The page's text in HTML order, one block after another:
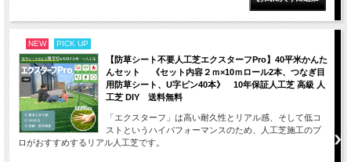
NEW PICK UP
【防草シート不要人工芝エクスターフPro】40平米かんた
んセット 《セット内容２ｍ×10ｍロール2本、つなぎ目
用防草シート、U字ピン40本》 10年保証人工芝 高級 人
工芝 DIY 送料無料
「エクスターフ」は高い耐久性とリアル感、そして低コ
ストというハイパフォーマンスのため、人工芝施工のプ
ロがおすすめするリアル人工芝です。